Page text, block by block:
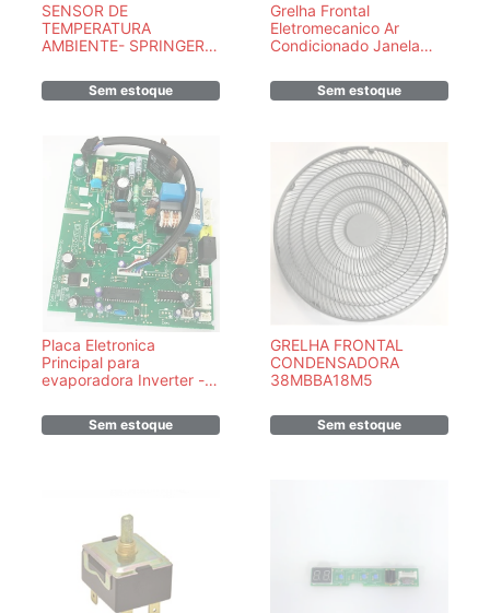
SENSOR DE
TEMPERATURA
AMBIENTE- SPRINGER
11201007000075
Sem estoque
Grelha Frontal
Eletromecanico Ar
Condicionado Janela
Springer Midea
7.500/10.000 Btus
Sem estoque
Placa Eletronica
Principal para
evaporadora Inverter -
2013323A0867 -
42LVCC09C5/42MKCA09M5
Sem estoque
GRELHA FRONTAL
CONDENSADORA
38MBBA18M5
Sem estoque